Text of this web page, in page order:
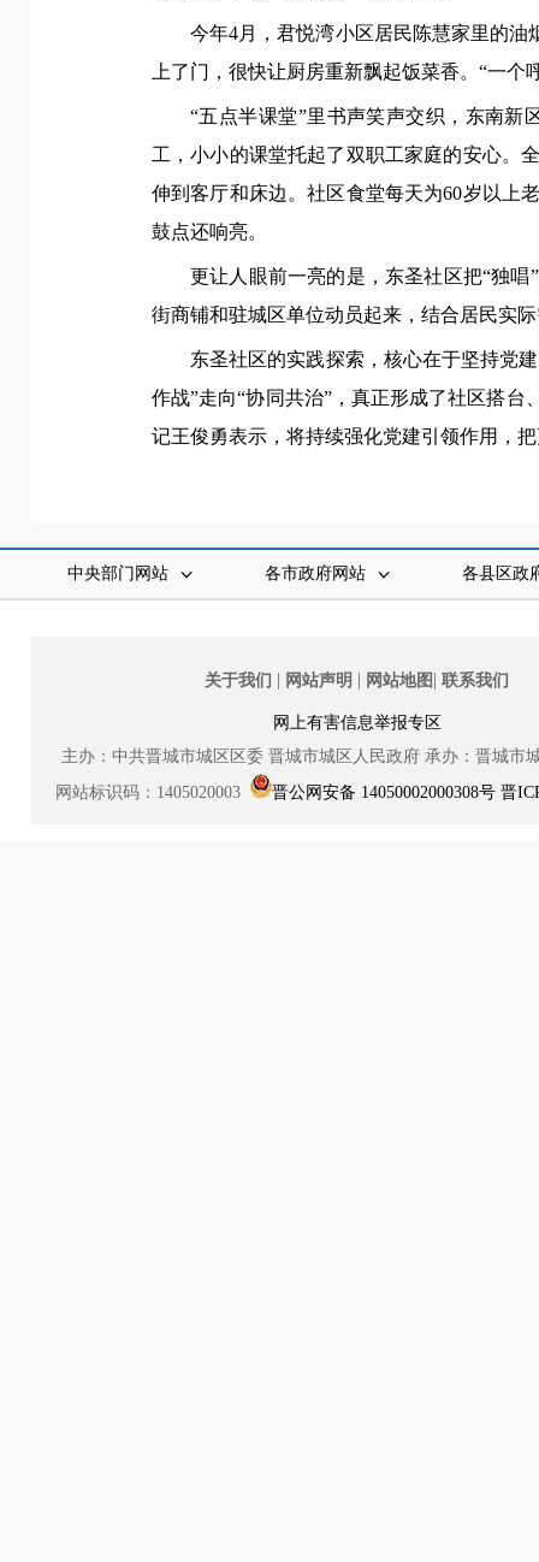
今年4月，君悦湾小区居民陈慧家里的油
上了门，很快让厨房重新飘起饭菜香。“一
“五点半课堂”里书声笑声交织，东南新
工，小小的课堂托起了双职工家庭的安心。
伸到客厅和床边。社区食堂每天为60岁以上
鼓点还响亮。
更让人眼前一亮的是，东圣社区把“独
街商铺和驻城区单位动员起来，结合居民实
东圣社区的实践探索，核心在于坚持党
作战”走向“协同共治”，真正形成了社区搭
记王俊勇表示，将持续强化党建引领作用，
中央部门网站 各市政府网站 各县区政
关于我们 | 网站声明 | 网站地图 | 联系我们
网上有害信息举报专区
主办：中共晋城市城区区委 晋城市城区人民政府 承办：晋城市
网站标识码：1405020003
晋公网安备 14050002000308号 晋